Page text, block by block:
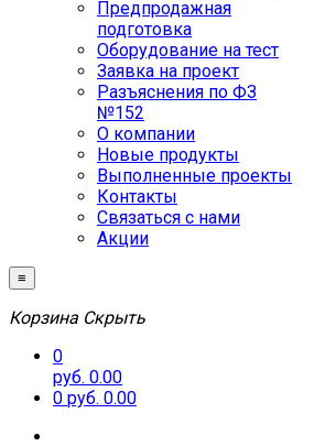
Предпродажная
подготовка
Оборудование на тест
Заявка на проект
Разъяснения по ФЗ
№152
О компании
Новые продукты
Выполненные проекты
Контакты
Связаться с нами
Акции
≡
Корзина Скрыть
0
руб. 0.00
0 руб. 0.00